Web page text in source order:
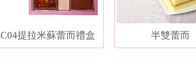
C04提拉米蘇蕾而禮盒 半雙蕾而